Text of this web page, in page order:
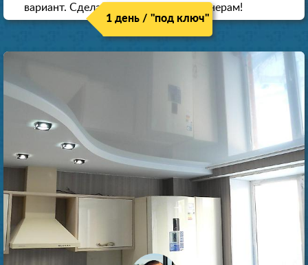
вариант. Сделали скидку как пенсионерам!
1 день / "под ключ"